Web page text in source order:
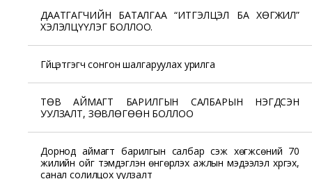
ДААТГАГЧИЙН БАТАЛГАА “ИТГЭЛЦЭЛ БА ХӨГЖИЛ”
ХЭЛЭЛЦҮҮЛЭГ БОЛЛОО.
Гүйцэтгэгч сонгон шалгаруулах урилга
ТӨВ АЙМАГТ БАРИЛГЫН САЛБАРЫН НЭГДСЭН
УУЛЗАЛТ, ЗӨВЛӨГӨӨН БОЛЛОО
Дорнод аймагт барилгын салбар үүсэж хөгжсөний 70
жилийн ойг тэмдэглэн өнгөрүүлэх ажлын мэдээлэл хүргэх,
санал солилцох уулзалт